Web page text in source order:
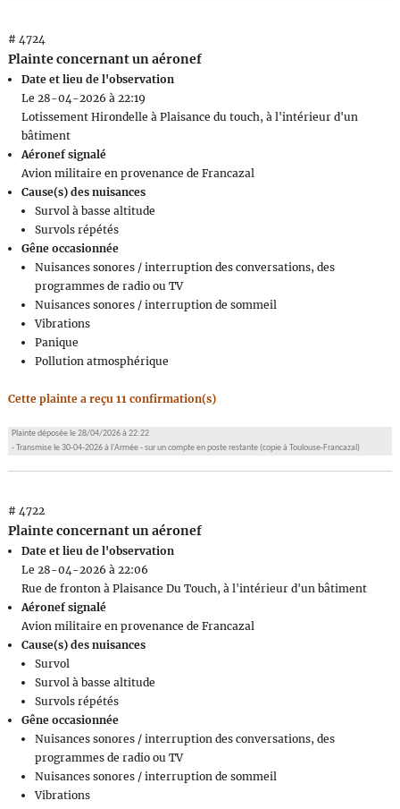
# 4724
Plainte concernant un aéronef
Date et lieu de l'observation
Le 28-04-2026 à 22:19
Lotissement Hirondelle à Plaisance du touch, à l'intérieur d'un
bâtiment
Aéronef signalé
Avion militaire en provenance de Francazal
Cause(s) des nuisances
Survol à basse altitude
Survols répétés
Gêne occasionnée
Nuisances sonores / interruption des conversations, des
programmes de radio ou TV
Nuisances sonores / interruption de sommeil
Vibrations
Panique
Pollution atmosphérique
Cette plainte a reçu 11 confirmation(s)
Plainte déposée le 28/04/2026 à 22:22
- Transmise le 30-04-2026 à l'Armée - sur un compte en poste restante (copie à Toulouse-Francazal)
# 4722
Plainte concernant un aéronef
Date et lieu de l'observation
Le 28-04-2026 à 22:06
Rue de fronton à Plaisance Du Touch, à l'intérieur d'un bâtiment
Aéronef signalé
Avion militaire en provenance de Francazal
Cause(s) des nuisances
Survol
Survol à basse altitude
Survols répétés
Gêne occasionnée
Nuisances sonores / interruption des conversations, des
programmes de radio ou TV
Nuisances sonores / interruption de sommeil
Vibrations